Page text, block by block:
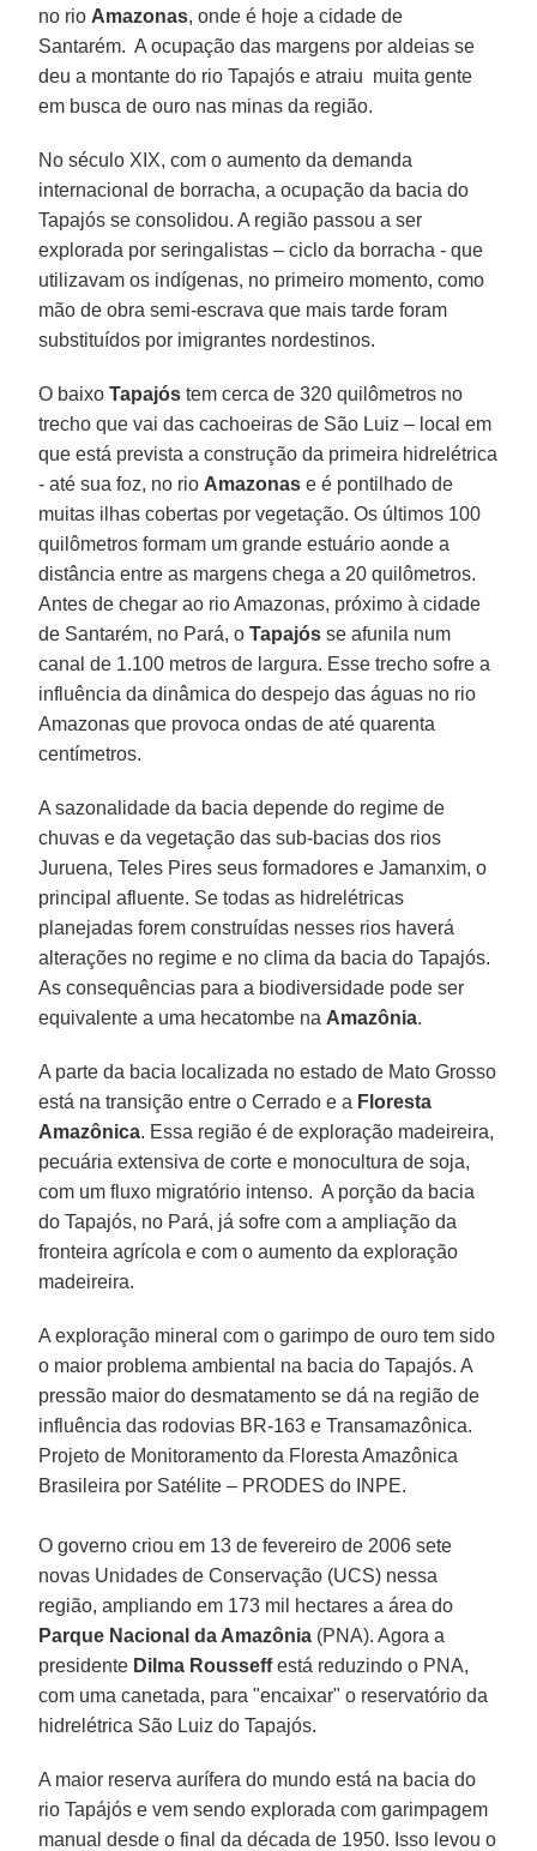
no rio Amazonas, onde é hoje a cidade de
Santarém. A ocupação das margens por aldeias se
deu a montante do rio Tapajós e atraiu muita gente
em busca de ouro nas minas da região.
No século XIX, com o aumento da demanda
internacional de borracha, a ocupação da bacia do
Tapajós se consolidou. A região passou a ser
explorada por seringalistas – ciclo da borracha - que
utilizavam os indígenas, no primeiro momento, como
mão de obra semi-escrava que mais tarde foram
substituídos por imigrantes nordestinos.
O baixoTapajós tem cerca de 320 quilômetros no
trecho que vai das cachoeiras de São Luiz – local em
que está prevista a construção da primeira hidrelétrica
- até sua foz, no rio Amazonas e é pontilhado de
muitas ilhas cobertas por vegetação. Os últimos 100
quilômetros formam um grande estuário aonde a
distância entre as margens chega a 20 quilômetros.
Antes de chegar ao rio Amazonas, próximo à cidade
de Santarém, no Pará, oTapajós se afunila num
canal de 1.100 metros de largura. Esse trecho sofre a
influência da dinâmica do despejo das águas no rio
Amazonas que provoca ondas de até quarenta
centímetros.
A sazonalidade da bacia depende do regime de
chuvas e da vegetação das sub-bacias dos rios
Juruena, Teles Pires seus formadores e Jamanxim, o
principal afluente. Se todas as hidrelétricas
planejadas forem construídas nesses rios haverá
alterações no regime e no clima da bacia do Tapajós.
As consequências para a biodiversidade pode ser
equivalente a uma hecatombe na Amazônia.
A parte da bacia localizada no estado de Mato Grosso
está na transição entre o Cerrado e a Floresta
Amazônica. Essa região é de exploração madeireira,
pecuária extensiva de corte e monocultura de soja,
com um fluxo migratório intenso. A porção da bacia
do Tapajós, no Pará, já sofre com a ampliação da
fronteira agrícola e com o aumento da exploração
madeireira.
A exploração mineral com o garimpo de ouro tem sido
o maior problema ambiental na bacia do Tapajós. A
pressão maior do desmatamento se dá na região de
influência das rodovias BR-163 e Transamazônica.
Projeto de Monitoramento da Floresta Amazônica
Brasileira por Satélite – PRODES do INPE.
O governo criou em 13 de fevereiro de 2006 sete
novas Unidades de Conservação (UCS) nessa
região, ampliando em 173 mil hectares a área do
Parque Nacional da Amazônia (PNA). Agora a
presidente Dilma Rousseffestá reduzindo o PNA,
com uma canetada, para "encaixar" o reservatório da
hidrelétrica São Luiz do Tapajós.
A maior reserva aurífera do mundo está na bacia do
rio Tapájós e vem sendo explorada com garimpagem
manual desde o final da década de 1950. Isso levou o